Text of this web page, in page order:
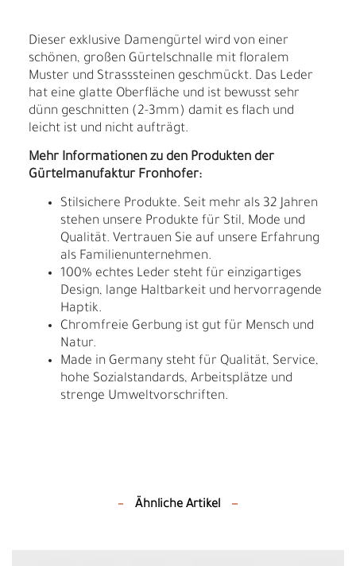
Dieser exklusive Damengürtel wird von einer
schönen, großen Gürtelschnalle mit floralem
Muster und Strasssteinen geschmückt. Das Leder
hat eine glatte Oberfläche und ist bewusst sehr
dünn geschnitten (2-3mm) damit es flach und
leicht ist und nicht aufträgt.
Mehr Informationen zu den Produkten der
Gürtelmanufaktur Fronhofer:
Stilsichere Produkte. Seit mehr als 32 Jahren
stehen unsere Produkte für Stil, Mode und
Qualität. Vertrauen Sie auf unsere Erfahrung
als Familienunternehmen.
100% echtes Leder steht für einzigartiges
Design, lange Haltbarkeit und hervorragende
Haptik.
Chromfreie Gerbung ist gut für Mensch und
Natur.
Made in Germany steht für Qualität, Service,
hohe Sozialstandards, Arbeitsplätze und
strenge Umweltvorschriften.
Ähnliche Artikel